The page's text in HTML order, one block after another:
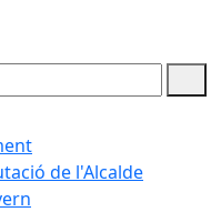
de l'Alcalde